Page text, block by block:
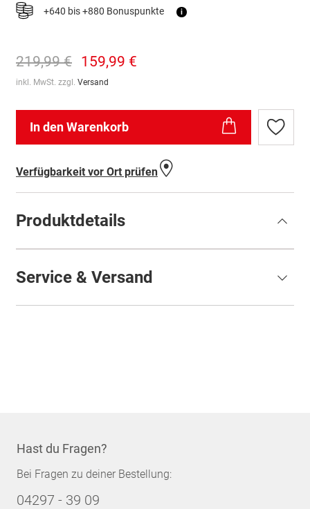
+640 bis +880 Bonuspunkte i
219,99 € 159,99 €
inkl. MwSt. zzgl. Versand
In den Warenkorb
Zur
Verfügbarkeit vor Ort prüfen
Produktdetails
Service & Versand
Hast du Fragen?
Bei Fragen zu deiner Bestellung:
04297 - 39 09